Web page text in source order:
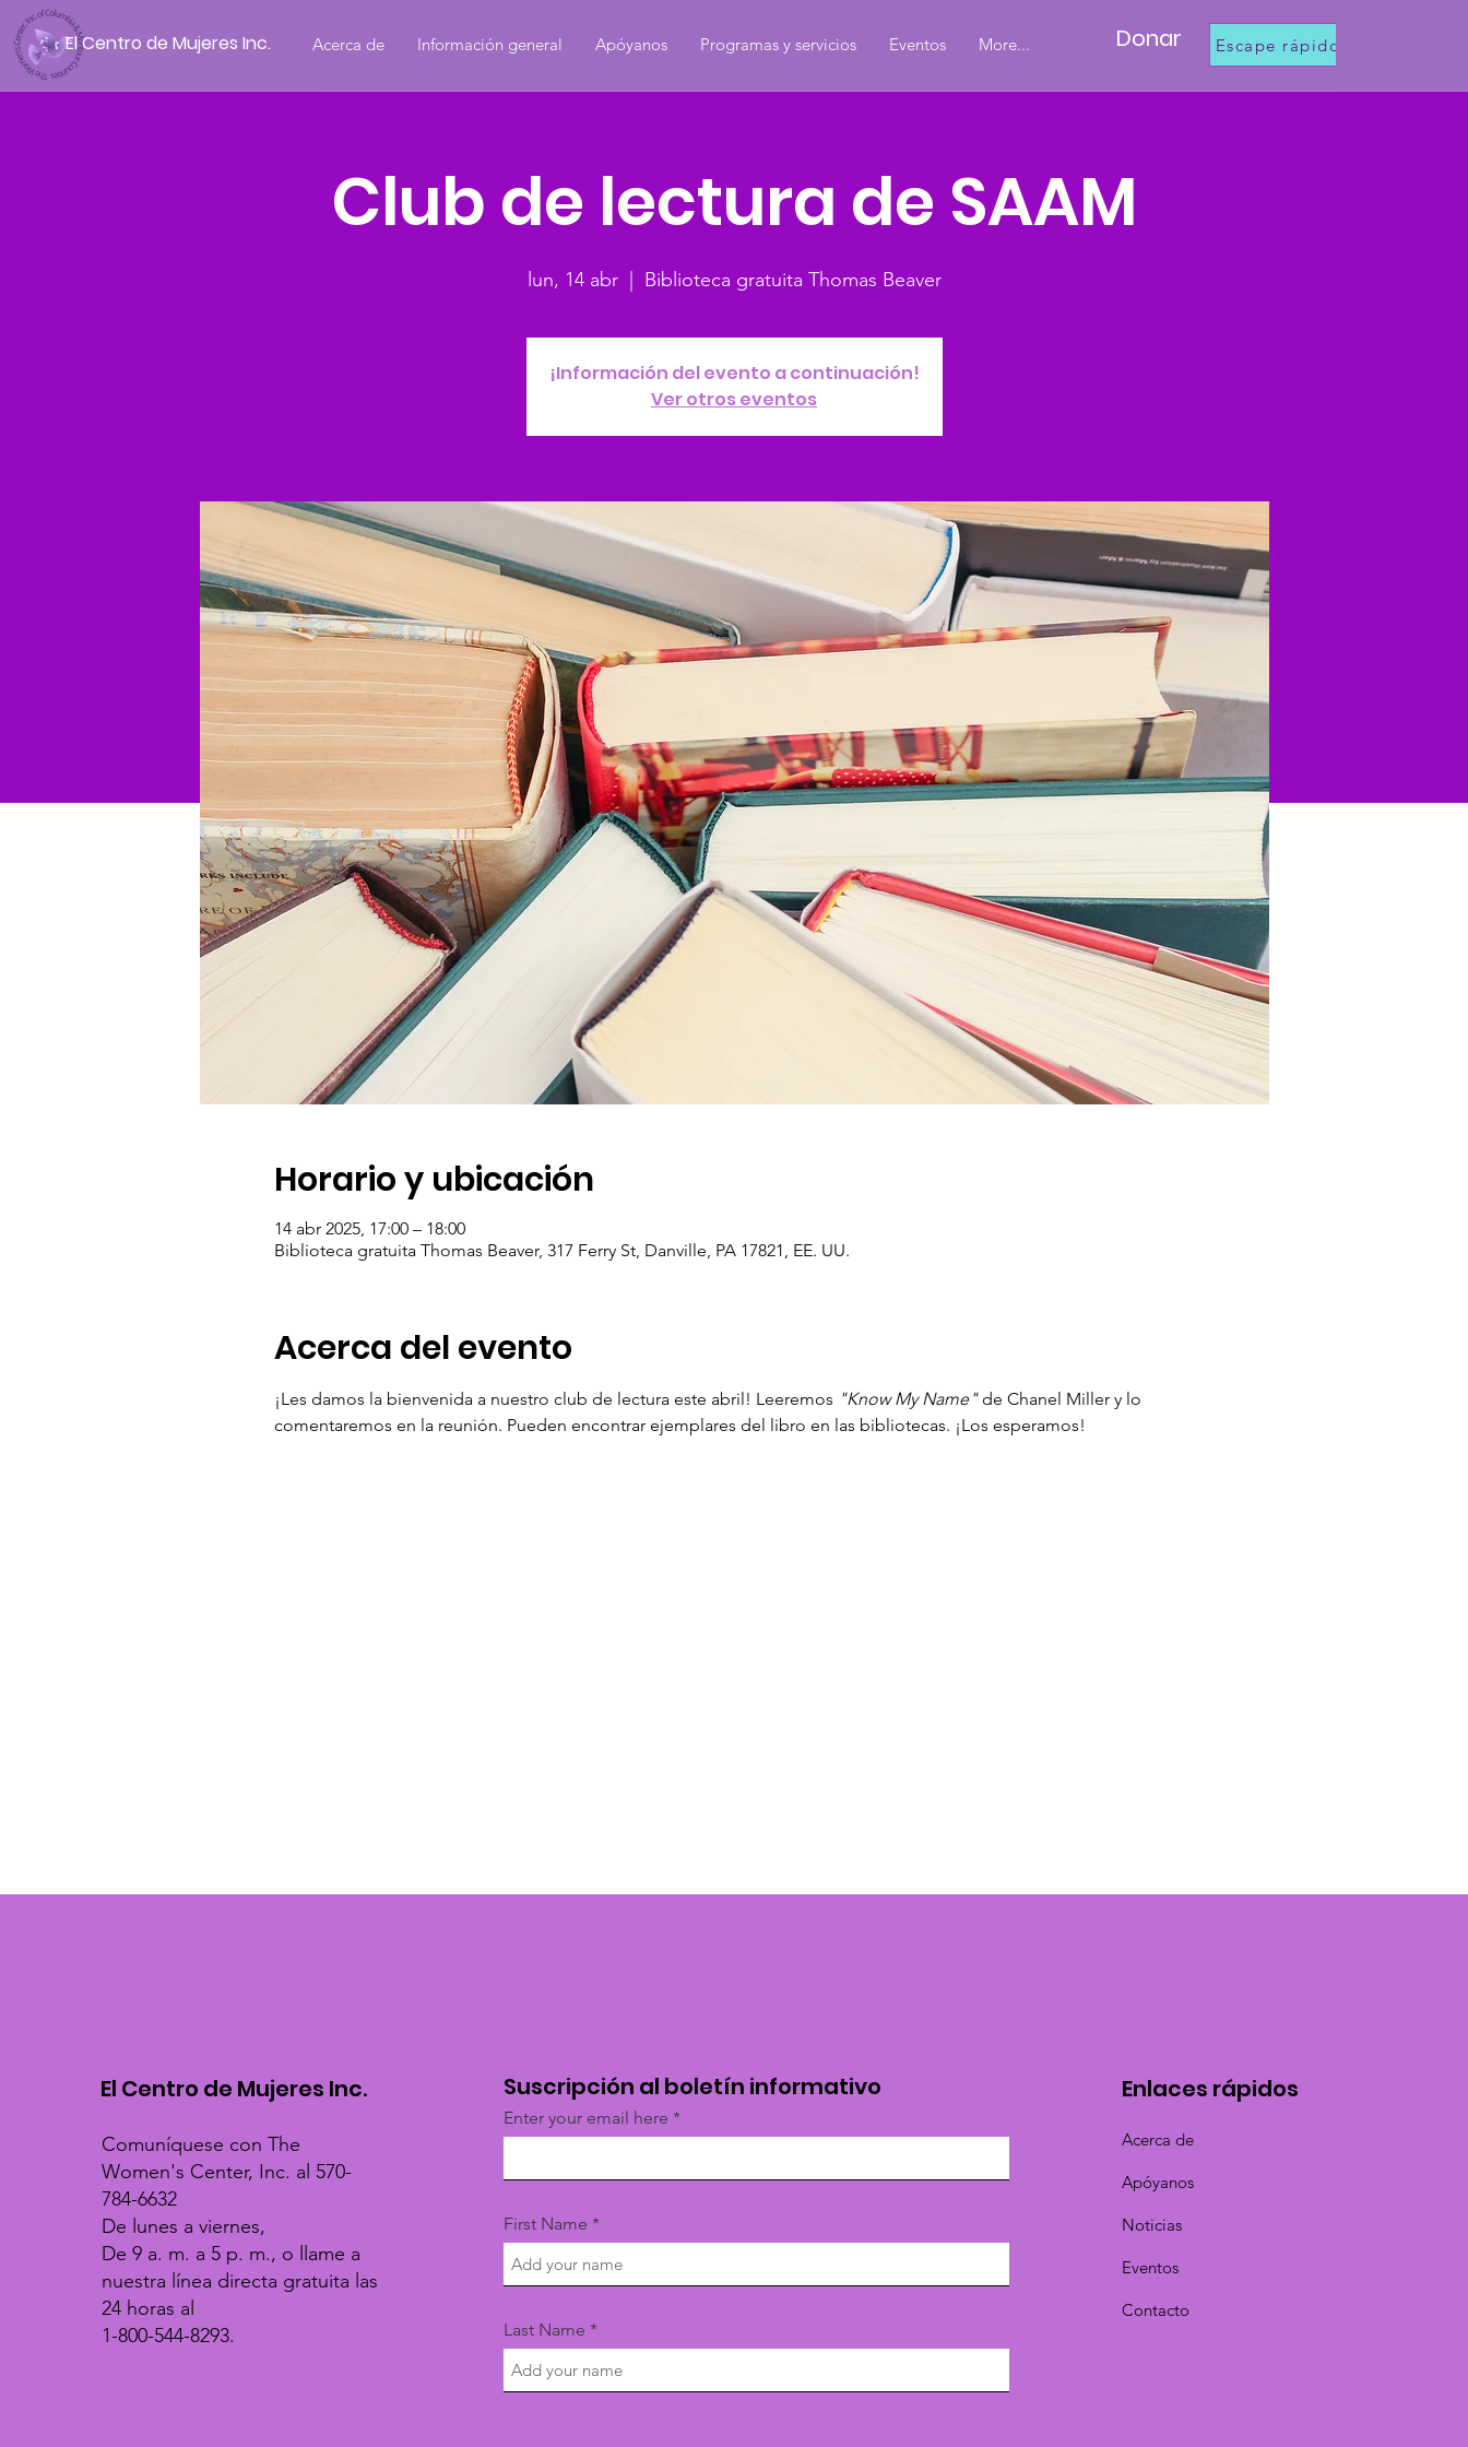
Acerca de Información general Apóyanos Programas y servicios Eventos More... Donar Escape rápido
El Centro de Mujeres Inc.
Club de lectura de SAAM
lun, 14 abr
  |
Biblioteca gratuita Thomas Beaver
¡Información del evento a continuación!
Ver otros eventos
Horario y ubicación
14 abr 2025, 17:00 – 18:00
Biblioteca gratuita Thomas Beaver, 317 Ferry St, Danville, PA 17821, EE. UU.
Acerca del evento
¡Les damos la bienvenida a nuestro club de lectura este abril! Leeremos "Know My Name" de Chanel Miller y lo
comentaremos en la reunión. Pueden encontrar ejemplares del libro en las bibliotecas. ¡Los esperamos!
El Centro de Mujeres Inc.
Comuníquese con The
Women's Center, Inc. al 570-
784-6632
De lunes a viernes,
De 9 a. m. a 5 p. m., o llame a
nuestra línea directa gratuita las
24 horas al
1-800-544-8293.
Suscripción al boletín informativo
Enter your email here
First Name
Last Name
Enlaces rápidos
Acerca de
Apóyanos
Noticias
Eventos
Contacto